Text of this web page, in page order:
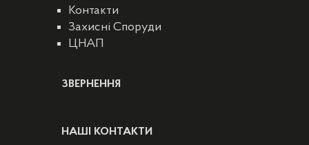
Контакти
Захисні Споруди
ЦНАП
ЗВЕРНЕННЯ
НАШІ КОНТАКТИ